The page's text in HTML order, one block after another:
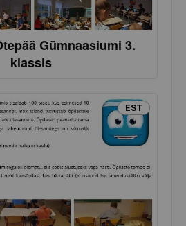
Gümnaasiumi 3.
klassis
EST